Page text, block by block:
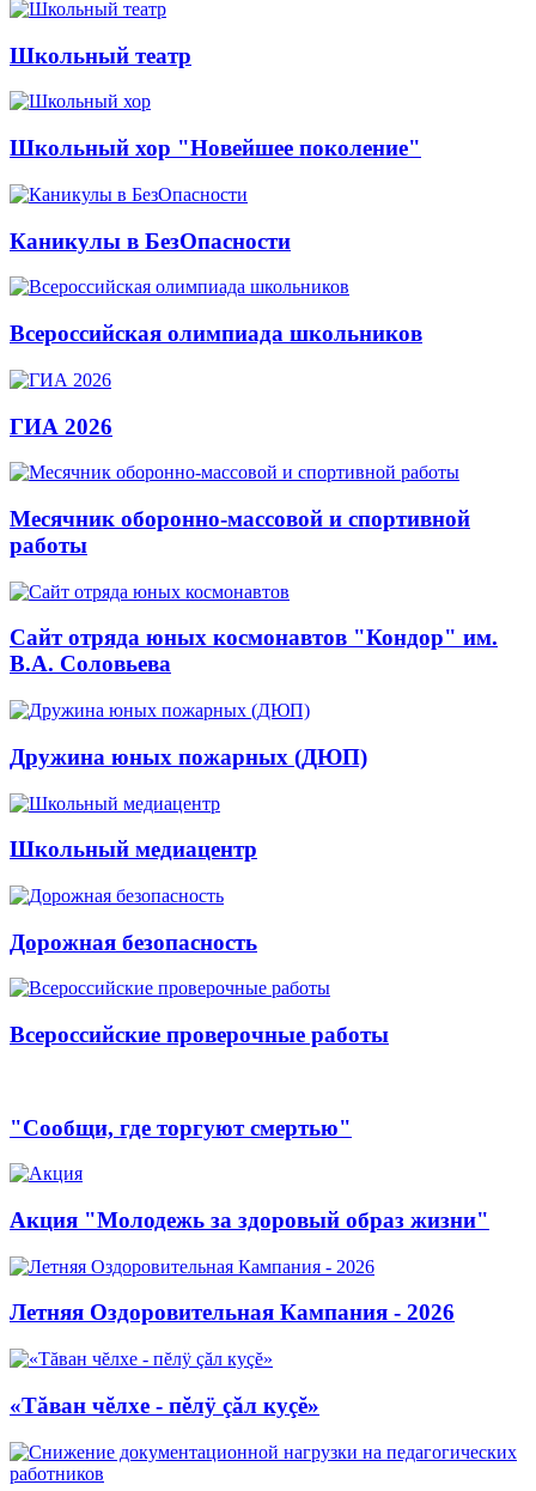
Школьный театр
Школьный хор "Новейшее поколение"
Каникулы в БезОпасности
Всероссийская олимпиада школьников
ГИА 2026
Месячник оборонно-массовой и спортивной
работы
Сайт отряда юных космонавтов "Кондор" им.
В.А. Соловьева
Дружина юных пожарных (ДЮП)
Школьный медиацентр
Дорожная безопасность
Всероссийские проверочные работы
"Сообщи, где торгуют смертью"
Акция "Молодежь за здоровый образ жизни"
Летняя Оздоровительная Кампания - 2026
«Тăван чĕлхе - пĕлÿ çăл куçĕ»